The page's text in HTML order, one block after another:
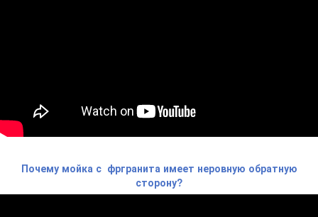
Почему мойка с фргранита имеет неровную обратную
сторону?